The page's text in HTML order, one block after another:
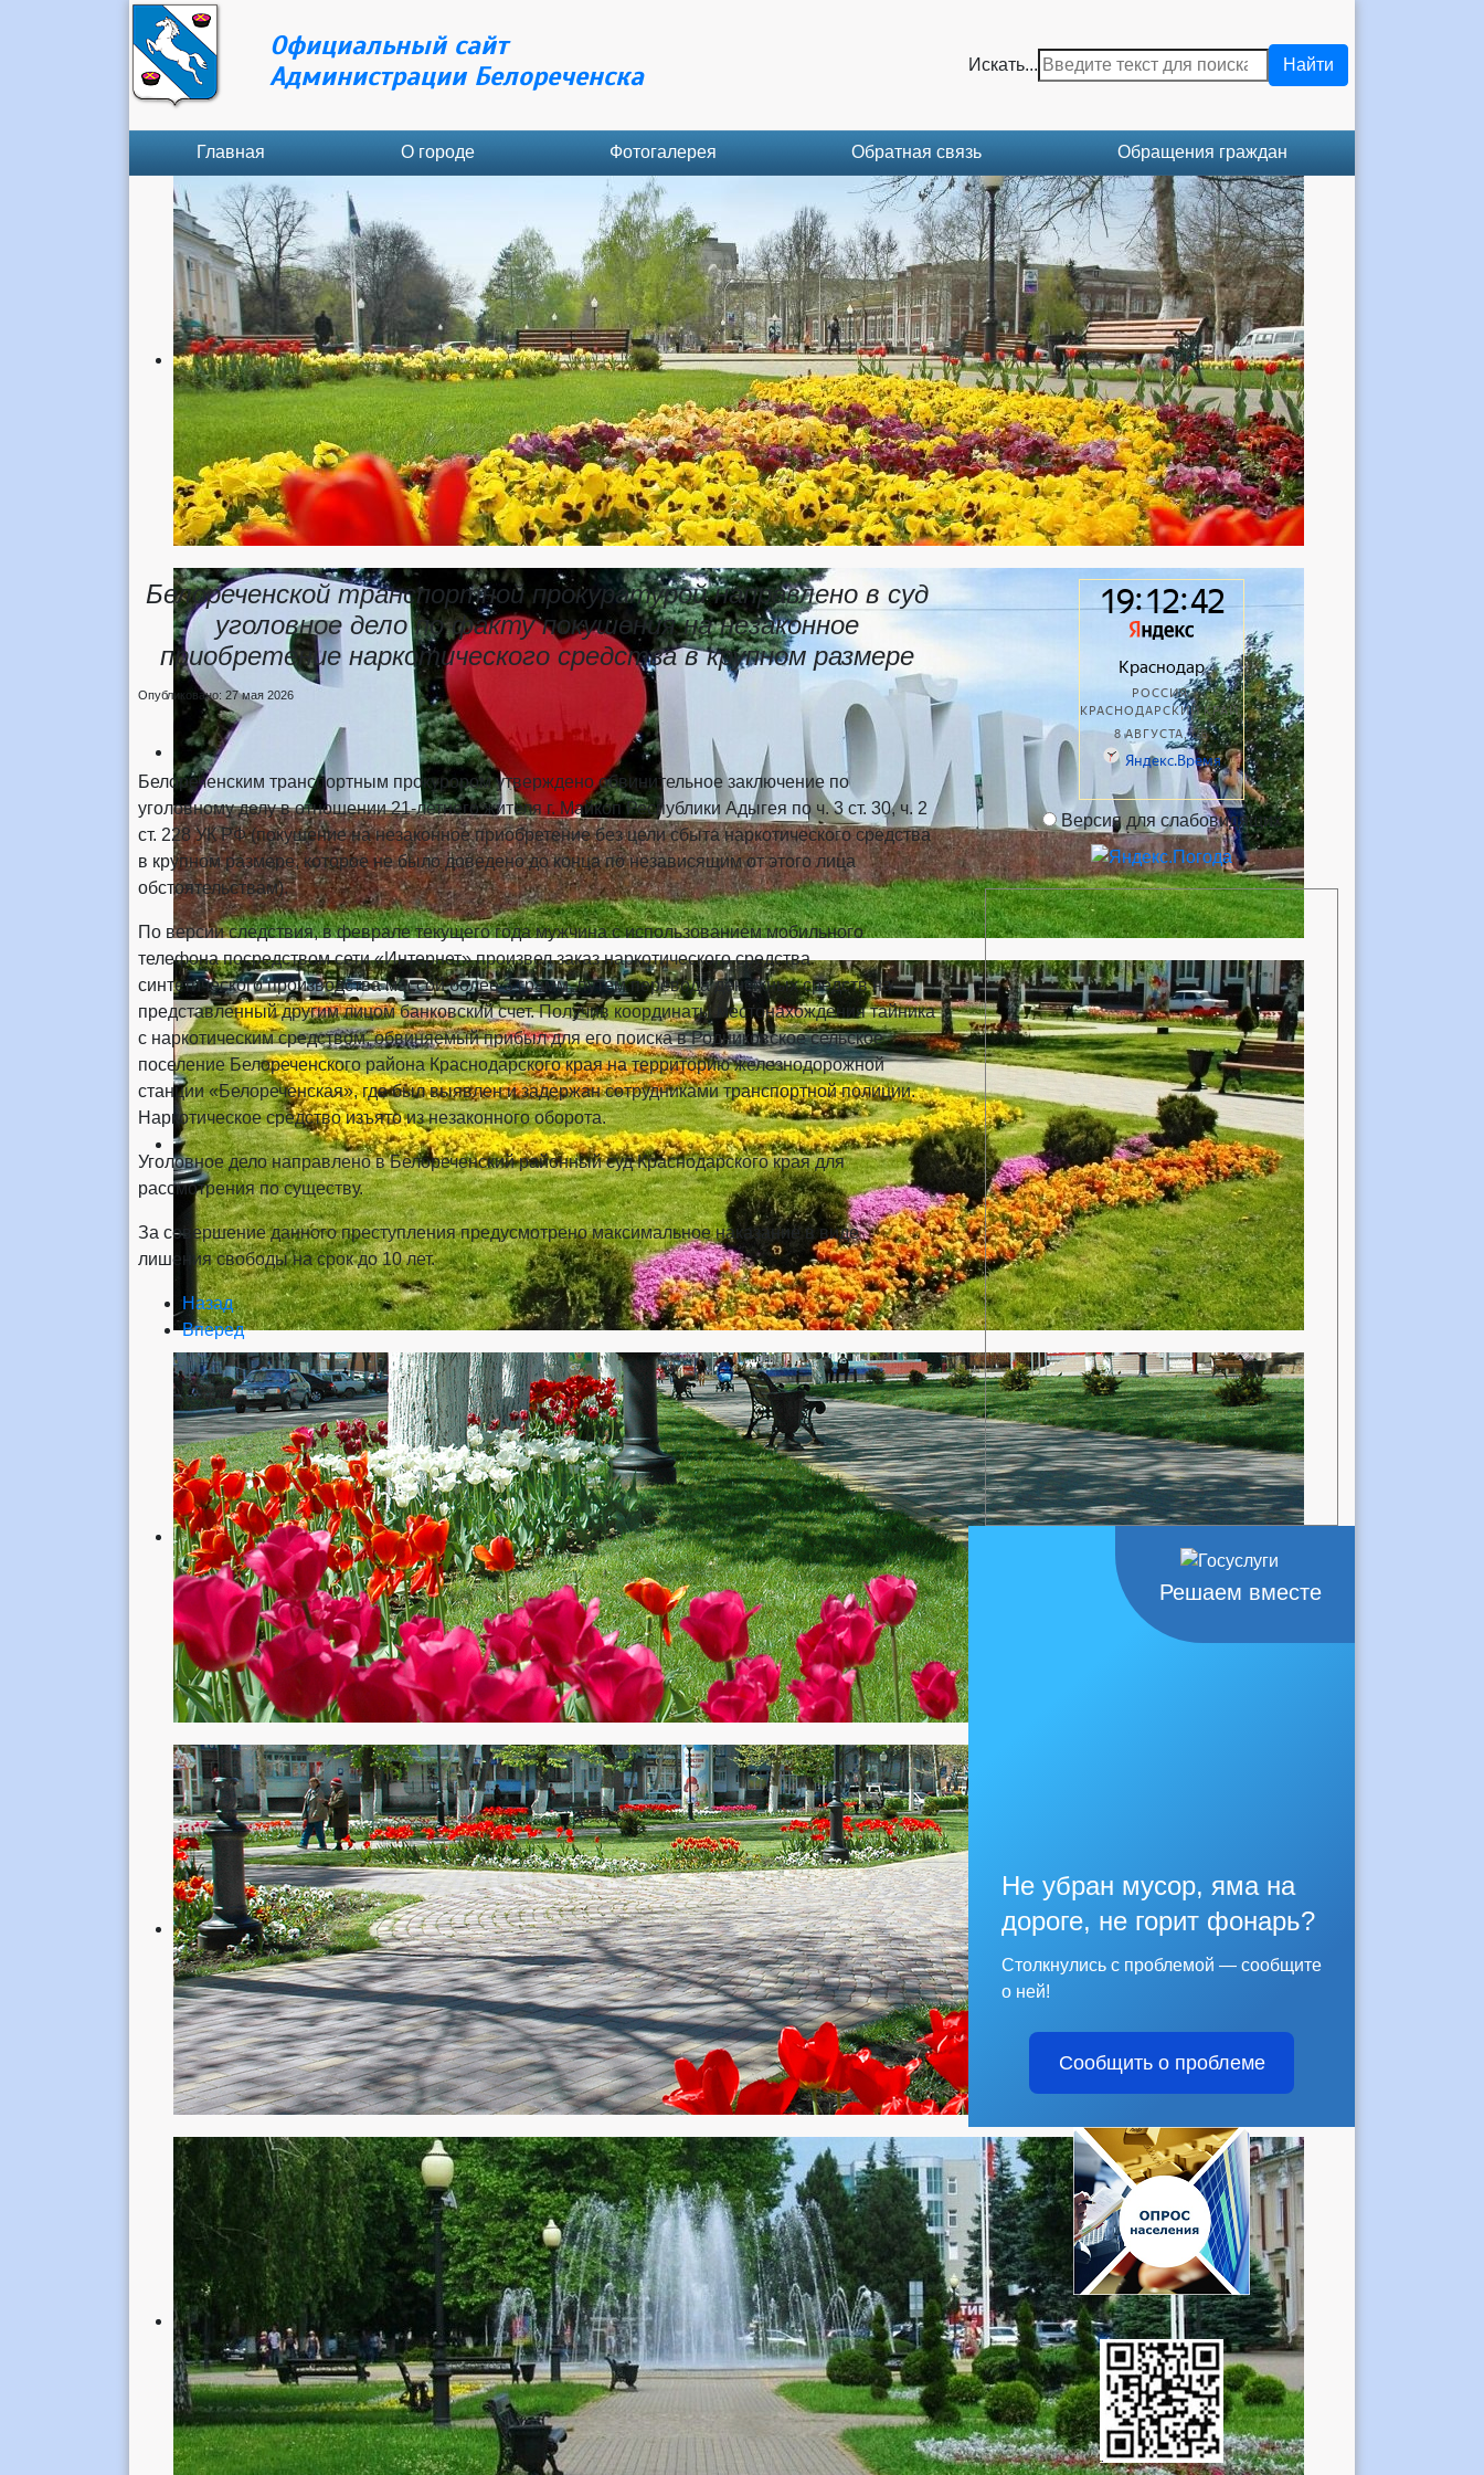
Официальный сайт
Администрации Белореченска
Искать... Найти
Главная О городе Фотогалерея Обратная связь Обращения граждан
Белореченской транспортной прокуратурой направлено в суд
уголовное дело по факту покушения на незаконное
приобретение наркотического средства в крупном размере
Опубликовано: 27 мая 2026
Белореченским транспортным прокурором утверждено обвинительное заключение по
уголовному делу в отношении 21-летнего жителя г. Майкоп Республики Адыгея по ч. 3 ст. 30, ч. 2
ст. 228 УК РФ (покушение на незаконное приобретение без цели сбыта наркотического средства
в крупном размере, которое не было доведено до конца по независящим от этого лица
обстоятельствам).
По версии следствия, в феврале текущего года мужчина с использованием мобильного
телефона посредством сети «Интернет» произвел заказ наркотического средства
синтетического производства массой более 3 грамм, путем перевода денежных средств на
представленный другим лицом банковский счет. Получив координаты местонахождения тайника
с наркотическим средством, обвиняемый прибыл для его поиска в Родниковское сельское
поселение Белореченского района Краснодарского края на территорию железнодорожной
станции «Белореченская», где был выявлен и задержан сотрудниками транспортной полиции.
Наркотическое средство изъято из незаконного оборота.
Уголовное дело направлено в Белореченский районный суд Краснодарского края для
рассмотрения по существу.
За совершение данного преступления предусмотрено максимальное наказание в виде
лишения свободы на срок до 10 лет.
Назад
Вперед
Версия для слабовидящих
Решаем вместе
Не убран мусор, яма на
дороге, не горит фонарь?
Столкнулись с проблемой — сообщите
о ней!
Сообщить о проблеме